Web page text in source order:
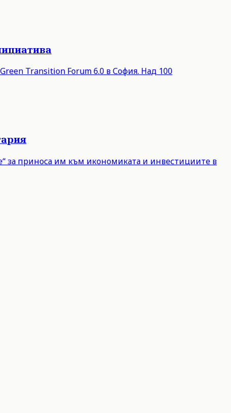
Transition Forum 6.0 в София. Над 100
за приноса им към икономиката и инвестициите в